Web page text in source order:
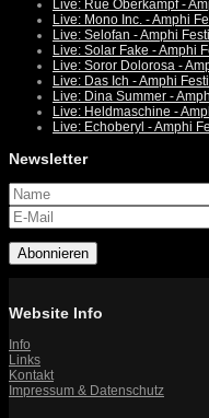
Live: Rue Oberkampf -
Live: Mono Inc. - Amphi
Live: Selofan - Amphi
Live: Solar Fake - Amphi
Live: Soror Dolorosa -
Live: Das Ich - Amphi
Live: Dina Summer -
Live: Heldmaschine -
Live: Echoberyl - Amphi
Newsletter
Abonnieren
Website Info
Info
Links
Kontakt
Impressum & Datenschutz